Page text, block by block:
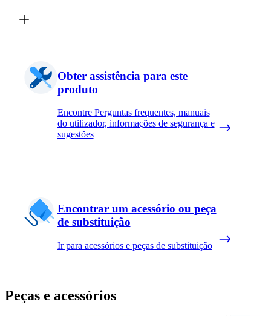
Obter assistência para este
produto
Encontre Perguntas frequentes, manuais
do utilizador, informações de segurança e
sugestões
Encontrar um acessório ou peça
de substituição
Ir para acessórios e peças de substituição
Peças e acessórios